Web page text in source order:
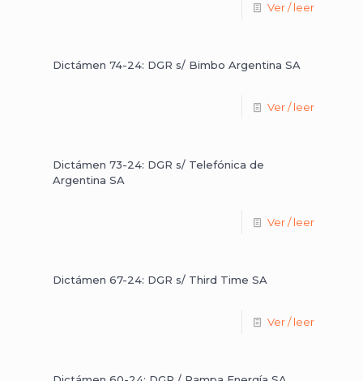
Ver / leer
Dictámen 74-24: DGR s/ Bimbo Argentina SA
Ver / leer
Dictámen 73-24: DGR s/ Telefónica de
Argentina SA
Ver / leer
Dictámen 67-24: DGR s/ Third Time SA
Ver / leer